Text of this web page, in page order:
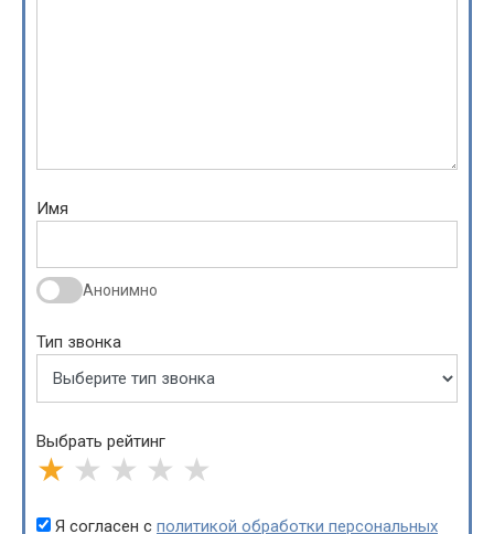
Имя
Анонимно
Тип звонка
Выбрать рейтинг
★ ★ ★ ★ ★
Я согласен с политикой обработки персональных